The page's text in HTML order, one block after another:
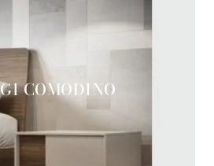
COMODINO